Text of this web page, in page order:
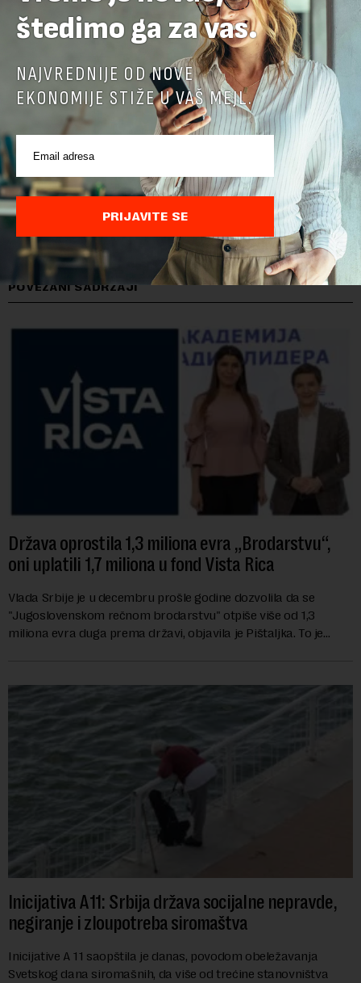
POVEZANI SADRŽAJI
Država oprostila 1,3 miliona evra „Brodarstvu“,
oni uplatili 1,7 miliona u fond Vista Rica
Vlada Srbije je u decembru prošle godine dozvolila da se
"Jugoslovenskom rečnom brodarstvu" otpiše više od 1,3
miliona evra duga prema državi, objavila je Pištaljka. To je
Inicijativa A11: Srbija država socijalne nepravde,
negiranje i zloupotreba siromaštva
Inicijative A 11 saopštila je danas, povodom obeležavanja
Svetskog dana siromašnih, da više od trećine stanovništva
štedimo ga za vas.
NAJVREDNIJE OD NOVE
EKONOMIJE STIŽE U VAŠ MEJL.
PRIJAVITE SE